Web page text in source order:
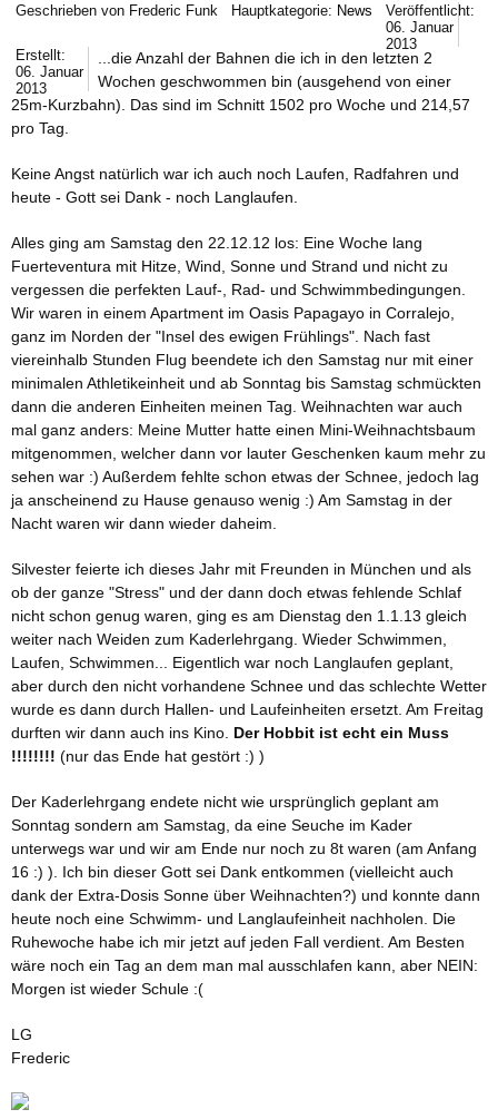
Geschrieben von Frederic Funk Hauptkategorie: News
Veröffentlicht:
06. Januar
2013
Erstellt:
06. Januar
2013
...die Anzahl der Bahnen die ich in den letzten 2
Wochen geschwommen bin (ausgehend von einer
25m-Kurzbahn). Das sind im Schnitt 1502 pro Woche und 214,57
pro Tag.
Keine Angst natürlich war ich auch noch Laufen, Radfahren und
heute - Gott sei Dank - noch Langlaufen.
Alles ging am Samstag den 22.12.12 los: Eine Woche lang
Fuerteventura mit Hitze, Wind, Sonne und Strand und nicht zu
vergessen die perfekten Lauf-, Rad- und Schwimmbedingungen.
Wir waren in einem Apartment im Oasis Papagayo in Corralejo,
ganz im Norden der "Insel des ewigen Frühlings". Nach fast
viereinhalb Stunden Flug beendete ich den Samstag nur mit einer
minimalen Athletikeinheit und ab Sonntag bis Samstag schmückten
dann die anderen Einheiten meinen Tag. Weihnachten war auch
mal ganz anders: Meine Mutter hatte einen Mini-Weihnachtsbaum
mitgenommen, welcher dann vor lauter Geschenken kaum mehr zu
sehen war :) Außerdem fehlte schon etwas der Schnee, jedoch lag
ja anscheinend zu Hause genauso wenig :) Am Samstag in der
Nacht waren wir dann wieder daheim.
Silvester feierte ich dieses Jahr mit Freunden in München und als
ob der ganze "Stress" und der dann doch etwas fehlende Schlaf
nicht schon genug waren, ging es am Dienstag den 1.1.13 gleich
weiter nach Weiden zum Kaderlehrgang. Wieder Schwimmen,
Laufen, Schwimmen... Eigentlich war noch Langlaufen geplant,
aber durch den nicht vorhandene Schnee und das schlechte Wetter
wurde es dann durch Hallen- und Laufeinheiten ersetzt. Am Freitag
durften wir dann auch ins Kino. Der Hobbit ist echt ein Muss
!!!!!!!! (nur das Ende hat gestört :) )
Der Kaderlehrgang endete nicht wie ursprünglich geplant am
Sonntag sondern am Samstag, da eine Seuche im Kader
unterwegs war und wir am Ende nur noch zu 8t waren (am Anfang
16 :) ). Ich bin dieser Gott sei Dank entkommen (vielleicht auch
dank der Extra-Dosis Sonne über Weihnachten?) und konnte dann
heute noch eine Schwimm- und Langlaufeinheit nachholen . Die
Ruhewoche habe ich mir jetzt auf jeden Fall verdient. Am Besten
wäre noch ein Tag an dem man mal ausschlafen kann, aber NEIN:
Morgen ist wieder Schule :(
LG
Frederic